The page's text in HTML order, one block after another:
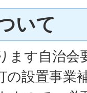
いて
ます自治会
の設置事業